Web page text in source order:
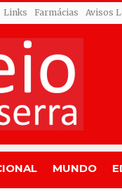
Links Farmácias Avisos
MUNDO